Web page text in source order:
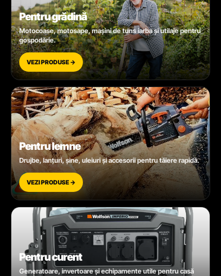
Pentru grădină
Motocoase, motosape, mașini de tuns iarba și utilaje pentru
gospodărie.
VEZI PRODUSE →
Pentru lemne
Drujbe, lanțuri, șine, uleiuri și accesorii pentru tăiere rapidă.
VEZI PRODUSE →
Pentru curent
Generatoare, invertoare și echipamente utile pentru casă